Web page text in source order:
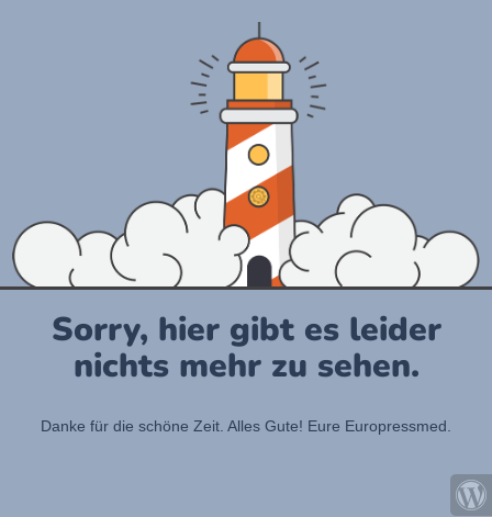
Sorry, hier gibt es leider
nichts mehr zu sehen.
Danke für die schöne Zeit. Alles Gute! Eure Europressmed.